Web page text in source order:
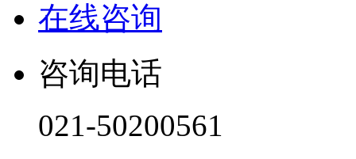
在线咨询
咨询电话
021-50200561